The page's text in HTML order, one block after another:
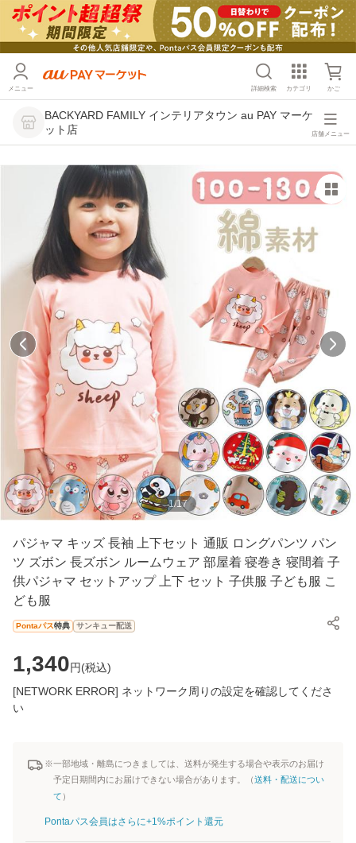
メニュー 詳細検索 カテゴリ かご
BACKYARD FAMILY インテリアタウン au PAY マーケ
ット店
店舗メニュー
1/17
パジャマ キッズ 長袖 上下セット 通販 ロングパンツ パン
ツ ズボン 長ズボン ルームウェア 部屋着 寝巻き 寝間着 子
供パジャマ セットアップ 上下 セット 子供服 子ども服 こ
ども服
Pontaパス特典 サンキュー配送
1,340円(税込)
[NETWORK ERROR] ネットワーク周りの設定を確認してくださ
い
※一部地域・離島につきましては、送料が発生する場合や表示のお届け
予定日期間内にお届けできない場合があります。（送料・配送につい
て ）
Pontaパス会員はさらに+1%ポイント還元